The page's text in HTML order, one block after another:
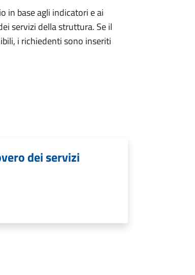
in base agli indicatori e ai
servizi della struttura. Se il
i richiedenti sono inseriti
dei servizi